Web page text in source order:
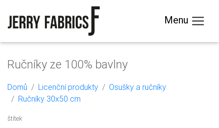
Menu
Ručníky ze 100% bavlny
Domů Licenční produkty
Osušky a ručníky
Ručníky 30x50 cm
štítek